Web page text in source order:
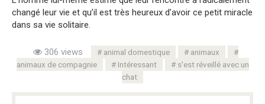
changé leur vie et qu’il est très heureux d’avoir ce petit miracle
dans sa vie solitaire.
306 views animal domestique
animaux
animaux de compagnie
Intéressant
s'est réveillé avec un
chat